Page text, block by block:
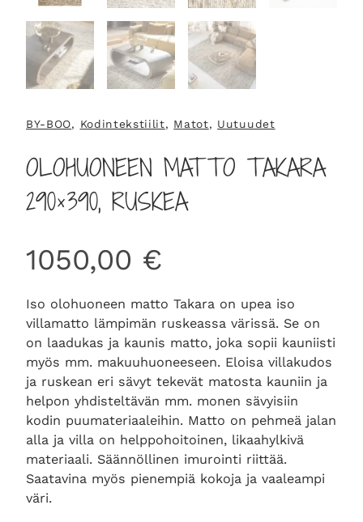
BY-BOO, Kodintekstiilit, Matot, Uutuudet
OLOHUONEEN MATTO TAKARA
290×390, RUSKEA
1050,00 €
Iso olohuoneen matto Takara on upea iso
villamatto lämpimän ruskeassa värissä. Se on
on laadukas ja kaunis matto, joka sopii kauniisti
myös mm. makuuhuoneeseen. Eloisa villakudos
ja ruskean eri sävyt tekevät matosta kauniin ja
helpon yhdisteltävän mm. monen sävyisiin
kodin puumateriaaleihin. Matto on pehmeä jalan
alla ja villa on helppohoitoinen, likaahylkivä
materiaali. Säännöllinen imurointi riittää.
Saatavina myös pienempiä kokoja ja vaaleampi
väri.